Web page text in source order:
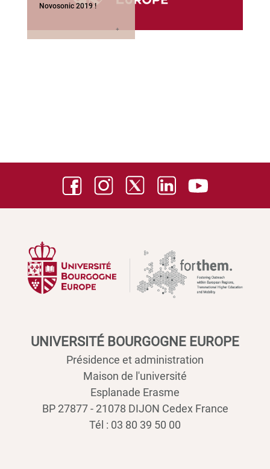
Novosonic 2019 !
UNIVERSITÉ BOURGOGNE EUROPE
Présidence et administration
Maison de l'université
Esplanade Erasme
BP 27877 - 21078 DIJON Cedex France
Tél : 03 80 39 50 00